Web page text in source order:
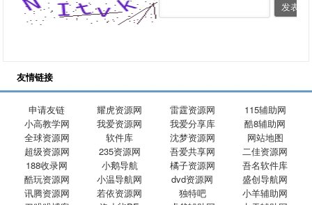
友情链接
申请友链 耀虎资源网 雷霆资源网
115辅助网
小高教学网
我爱资源网 我爱分享库
酷8辅助网
全球资源网
软件库 沈梦资源网
网站地图
超级资源网
235资源网 吾爱共享网
二佳资源网
188收录网
小鹅导航 橘子资源网
吾名软件库
酷玩资源网
小温导航网 dvd资源网
盛创导航网
讯腾资源网
若依资源网 独特吧
小羊辅助网